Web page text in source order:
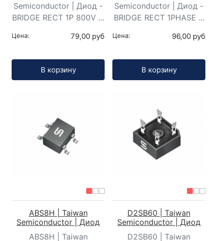
Semiconductor | Диод -
BRIDGE RECT 1P 800V ...
Цена: 79,00 руб
В корзину
Semiconductor | Диод -
BRIDGE RECT 1PHASE ...
Цена: 96,00 руб
В корзину
ABS8H | Taiwan
Semiconductor | Диод
ABS8H | Taiwan
D2SB60 | Taiwan
Semiconductor | Диод
D2SB60 | Taiwan